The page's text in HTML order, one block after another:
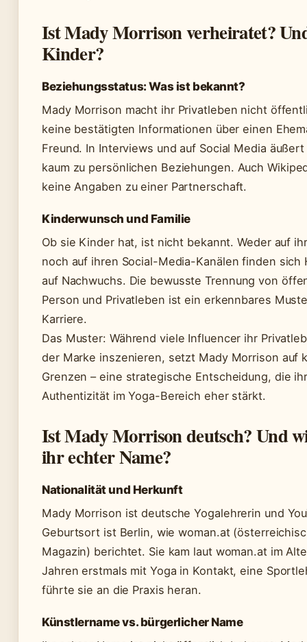
Ist Mady Morrison verheiratet?
Kinder?
Beziehungsstatus: Was ist bekannt?
Mady Morrison macht ihr Privatleben nicht
keine bestätigten Informationen über einen
Freund. In Interviews und auf Social Media
kaum zu persönlichen Beziehungen. Auch
keine Angaben zu einer Partnerschaft.
Kinderwunsch und Familie
Ob sie Kinder hat, ist nicht bekannt. Weder auf
noch auf ihren Social-Media-Kanälen finden sich
auf Nachwuchs. Die bewusste Trennung von
Person und Privatleben ist ein erkennbares
Karriere.
Das Muster: Während viele Influencer ihr
der Marke inszenieren, setzt Mady Morrison auf
Grenzen – eine strategische Entscheidung, die
Authentizität im Yoga-Bereich eher stärkt.
Ist Mady Morrison deutsch? Und
ihr echter Name?
Nationalität und Herkunft
Mady Morrison ist deutsche Yogalehrerin und
Geburtsort ist Berlin, wie woman.at
Magazin) berichtet. Sie kam laut woman.at im
Jahren erstmals mit Yoga in Kontakt, eine
führte sie an die Praxis heran.
Künstlername vs. bürgerlicher Name